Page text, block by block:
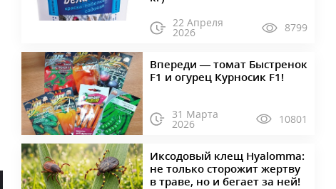
22 Апреля
2026 8799
Впереди — томат Быстренок
F1 и огурец Курносик F1!
31 Марта
2026 10801
Иксодовый клещ Hyalomma:
не только сторожит жертву
в траве, но и бегает за ней!